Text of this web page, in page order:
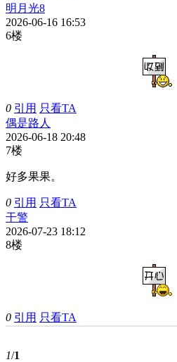
明月光8
2026-06-16 16:53
6楼
0 引用 只看TA
偶是路人
2026-06-18 20:48
7楼
好多果果。
0 引用 只看TA
干警
2026-07-23 18:12
8楼
0 引用 只看TA
1/1